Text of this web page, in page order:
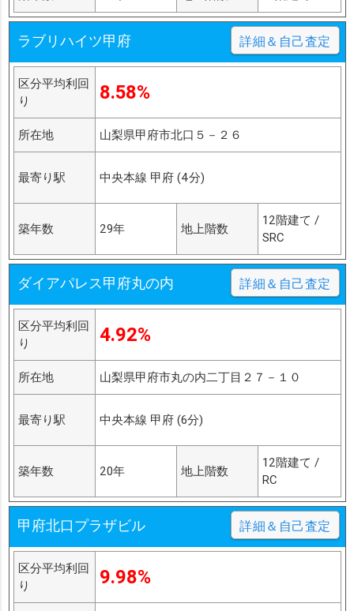
ラブリハイツ甲府 詳細＆自己査定
区分平均利回
り
8.58%
所在地 山梨県甲府市北口５－２６
最寄り駅 中央本線 甲府 (4分)
築年数 29年 地上階数
12階建て /
SRC
ダイアパレス甲府丸の内 詳細＆自己査定
区分平均利回
り
4.92%
所在地 山梨県甲府市丸の内二丁目２７－１０
最寄り駅 中央本線 甲府 (6分)
築年数 20年 地上階数
12階建て /
RC
甲府北口プラザビル 詳細＆自己査定
区分平均利回
り
9.98%